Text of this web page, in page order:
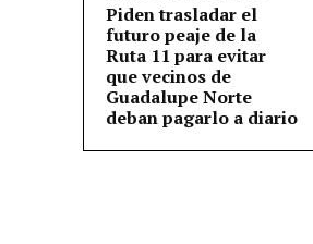
Piden trasladar el
futuro peaje de la
Ruta 11 para evitar
que vecinos de
Guadalupe Norte
deban pagarlo a diario